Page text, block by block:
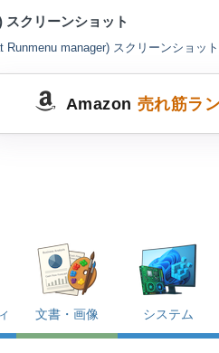
クリーンショット
Runmenu manager) スクリーンショット
Amazon 売れ筋ラ
文書・画像 システム